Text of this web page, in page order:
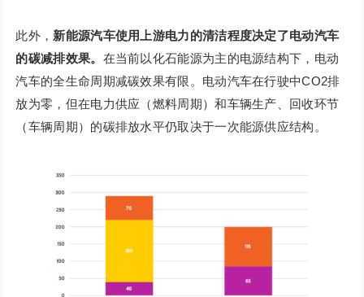
此外， 新能源汽车使用上游电力的清洁程度决定了电动汽车
的碳减排效果。 在当前以化石能源为主的电源结构下，电动
汽车的全生命周期减碳效果有限。电动汽车在行驶中CO2排
放为零，但在电力供应（燃料周期）和车辆生产、回收环节
（车辆周期）的碳排放水平仍取决于一次能源供应结构。